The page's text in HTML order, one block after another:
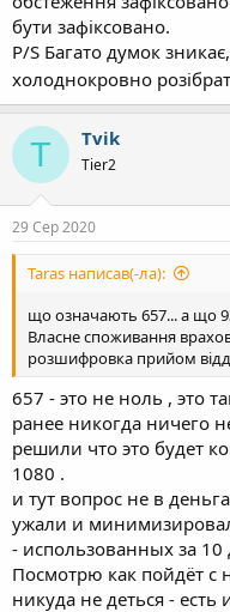
бути зафіксовано.
P/S Багато думок
холоднокровно
T Tvik
Tier2
29 Сер 2020
Taras написав(-ла):
що означають 657... а що
Власне споживання
розшифровка прийом
657 - это не ноль , это
ранее никогда ничего
решили что это будет
1080 .
и тут вопрос не в
ужали и
- использованных за
Посмотрю как пойдёт с
никуда не деться -